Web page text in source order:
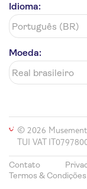
Idioma:
Moeda:
© 2026
TUI VAT
Contato
Termos & Condições